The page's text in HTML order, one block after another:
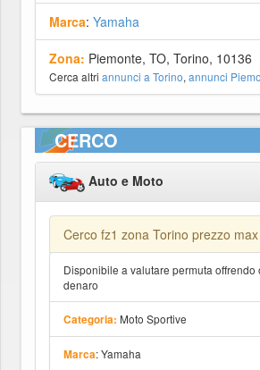
Marca: Yamaha
Zona: Piemonte, TO, Torino, 10136
Cerca altri annunci a Torino, annunci
CERCO
Auto e Moto
Cerco fz1 zona Torino prezzo
Disponibile a valutare permuta offrendo
denaro
Categoria: Moto Sportive
Marca: Yamaha